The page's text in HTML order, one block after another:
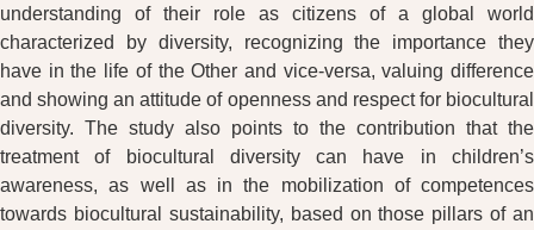
understanding of their role as citizens of a global world
characterized by diversity, recognizing the importance they
have in the life of the Other and vice-versa, valuing difference
and showing an attitude of openness and respect for biocultural
diversity. The study also points to the contribution that the
treatment of biocultural diversity can have in children’s
awareness, as well as in the mobilization of competences
towards biocultural sustainability, based on those pillars of an